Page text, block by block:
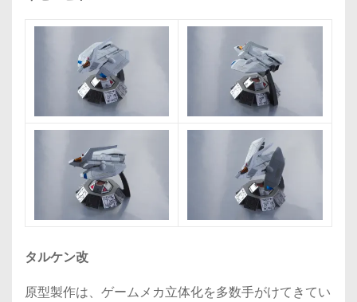
タルケン改
原型製作は、ゲームメカ立体化を多数手がけてきてい